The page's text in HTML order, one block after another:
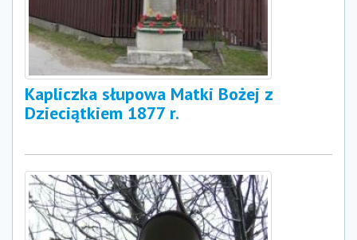
Kapliczka słupowa Matki Bożej z
Dzieciątkiem 1877 r.